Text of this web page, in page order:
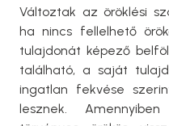
Változtak az öröklési
ha nincs fellelhető
tulajdonát képező
található, a saját
ingatlan fekvése
lesznek.